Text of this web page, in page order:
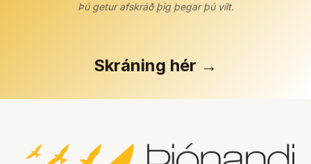
Þú getur afskráð þig þegar þú vilt.
Skráning hér →